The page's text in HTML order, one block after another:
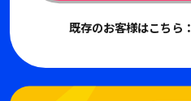
既存のお客様はこちら：